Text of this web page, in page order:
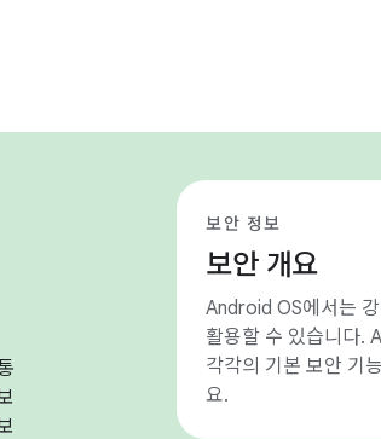
보안 정보
보안 개요
Android OS에서는
활용할 수 있습니다.
각각의 기본 보안 기
요.